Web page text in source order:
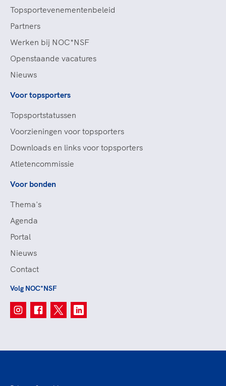
Topsportevenementenbeleid
Partners
Werken bij NOC*NSF
Openstaande vacatures
Nieuws
Voor topsporters
Topsportstatussen
Voorzieningen voor topsporters
Downloads en links voor topsporters
Atletencommissie
Voor bonden
Thema's
Agenda
Portal
Nieuws
Contact
Volg NOC*NSF